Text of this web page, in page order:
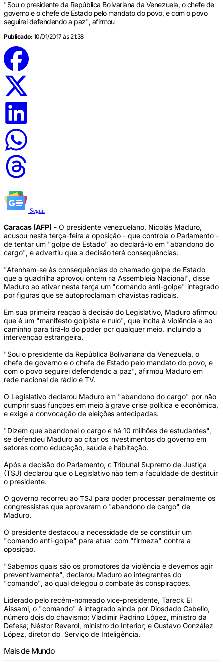
"Sou o presidente da República Bolivariana da Venezuela, o chefe de
governo e o chefe de Estado pelo mandato do povo, e com o povo
seguirei defendendo a paz", afirmou
Publicado: 10/01/2017 às 21:38
Seguir
Caracas (AFP) - O presidente venezuelano, Nicolás Maduro,
acusou nesta terça-feira a oposição - que controla o Parlamento -
de tentar um "golpe de Estado" ao declará-lo em "abandono do
cargo", e advertiu que a decisão terá consequências.
"Atenham-se às consequências do chamado golpe de Estado
que a quadrilha aprovou ontem na Assembleia Nacional", disse
Maduro ao ativar nesta terça um "comando anti-golpe" integrado
por figuras que se autoproclamam chavistas radicais.
Em sua primeira reação à decisão do Legislativo, Maduro afirmou
que é um "manifesto golpista e nulo", que incita à violência e ao
caminho para tirá-lo do poder por qualquer meio, incluindo a
intervenção estrangeira.
"Sou o presidente da República Bolivariana da Venezuela, o
chefe de governo e o chefe de Estado pelo mandato do povo, e
com o povo seguirei defendendo a paz", afirmou Maduro em
rede nacional de rádio e TV.
O Legislativo declarou Maduro em "abandono do cargo" por não
cumprir suas funções em meio à grave crise política e econômica,
e exige a convocação de eleições antecipadas.
"Dizem que abandonei o cargo e há 10 milhões de estudantes",
se defendeu Maduro ao citar os investimentos do governo em
setores como educação, saúde e habitação.
Após a decisão do Parlamento, o Tribunal Supremo de Justiça
(TSJ) declarou que o Legislativo não tem a faculdade de destituir
o presidente.
O governo recorreu ao TSJ para poder processar penalmente os
congressistas que aprovaram o "abandono de cargo" de
Maduro.
O presidente destacou a necessidade de se constituir um
"comando anti-golpe" para atuar com "firmeza" contra a
oposição.
"Sabemos quais são os promotores da violência e devemos agir
preventivamente", declarou Maduro ao integrantes do
"comando", ao qual delegou o combate às conspirações.
Liderado pelo recém-nomeado vice-presidente, Tareck El
Aissami, o "comando" é integrado ainda por Diosdado Cabello,
número dois do chavismo; Vladimir Padrino López, ministro da
Defesa; Néstor Reverol, ministro do Interior; e Gustavo González
López, diretor do Serviço de Inteligência.
Mais de Mundo